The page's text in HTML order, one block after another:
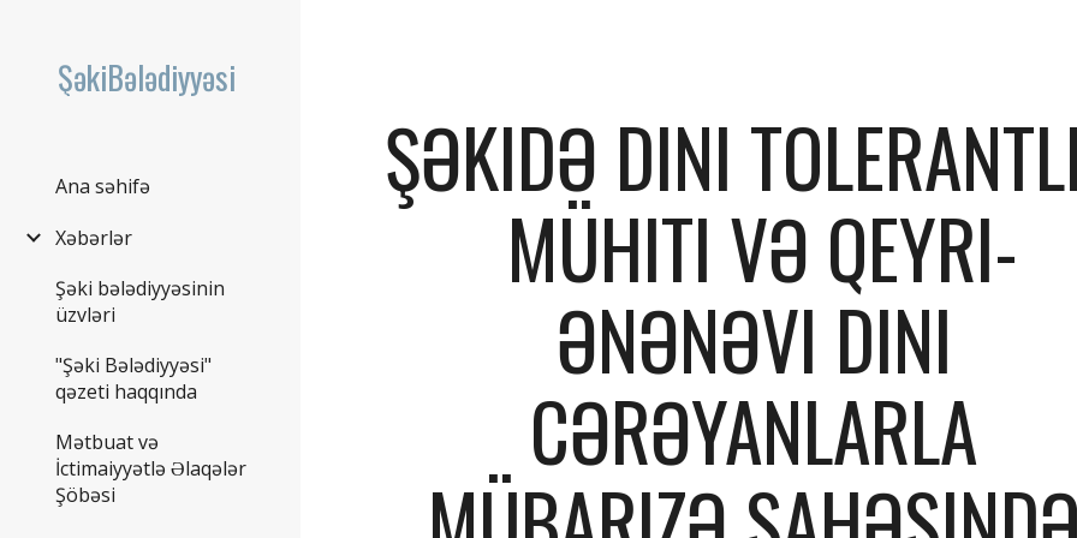
ŞəkiBələdiyyəsi
Ana səhifə
Xəbərlər
Şəki bələdiyyəsinin
üzvləri
"Şəki Bələdiyyəsi"
qəzeti haqqında
Mətbuat və
İctimaiyyətlə Əlaqələr
Şöbəsi
ŞƏKIDƏ DINI
MÜHITI VƏ QEYRI-
ƏNƏNƏVI DINI
CƏRƏYANLARLA